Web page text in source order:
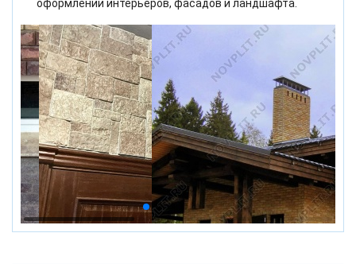
оформлении интерьеров, фасадов и ландшафта.